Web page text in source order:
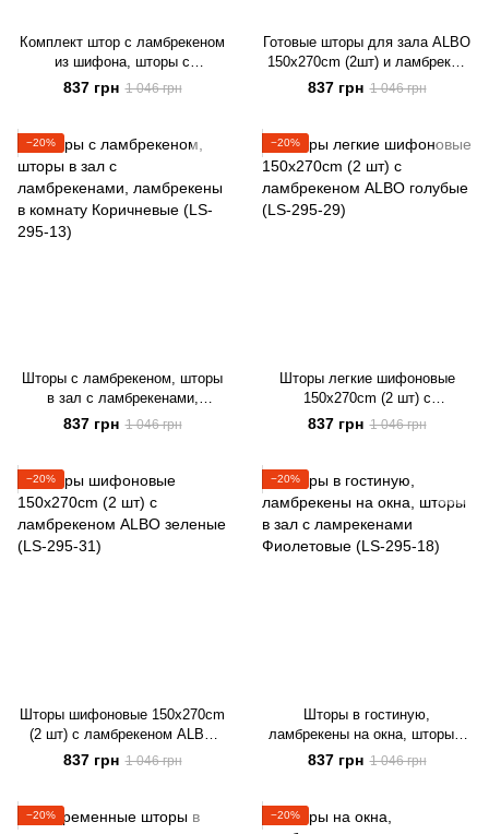
Комплект штор с ламбрекеном
из шифона, шторы с
ламбрекеном в гостиную
Шоколадные LS-295-14
837 грн 1 046 грн
Готовые шторы для зала ALBO
150х270cm (2шт) и ламбрекен
на карниз 300-350 cm Бежевый
(LS-210-8)
837 грн 1 046 грн
−20%
Шторы с ламбрекеном, шторы
в зал с ламбрекенами,
ламбрекены в комнату
Коричневые (LS-295-13)
837 грн 1 046 грн
−20%
Шторы легкие шифоновые
150х270cm (2 шт) с
ламбрекеном ALBO голубые
(LS-295-29)
837 грн 1 046 грн
−20%
Шторы шифоновые 150х270cm
(2 шт) с ламбрекеном ALBO
зеленые (LS-295-31)
837 грн 1 046 грн
−20%
Шторы в гостиную,
ламбрекены на окна, шторы в
зал с ламрекенами
Фиолетовые (LS-295-18)
837 грн 1 046 грн
−20% −20%